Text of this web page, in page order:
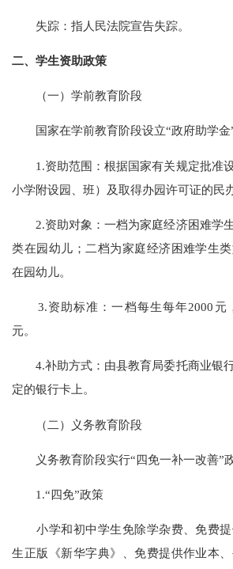
失踪：指人民法院宣告失踪。
二、学生资助政策
（一）学前教育阶段
国家在学前教育阶段设立“政府助学金
1.资助范围：根据国家有关规定批准
小学附设园、班）及取得办园许可证的民
2.资助对象：一档为家庭经济困难学
类在园幼儿；二档为家庭经济困难学生
在园幼儿。
3.资助标准：一档每生每年2000元
元。
4.补助方式：由县教育局委托商业银
定的银行卡上。
（二）义务教育阶段
义务教育阶段实行“四免一补一改善”
1.“四免”政策
小学和初中学生免除学杂费、免费提
生正版《新华字典》、免费提供作业本